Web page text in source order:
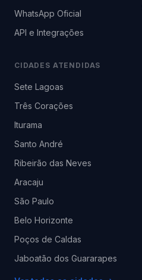
WhatsApp Oficial
API e Integrações
CIDADES ATENDIDAS
Sete Lagoas
Três Corações
Iturama
Santo André
Ribeirão das Neves
Aracaju
São Paulo
Belo Horizonte
Poços de Caldas
Jaboatão dos Guararapes